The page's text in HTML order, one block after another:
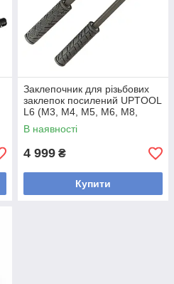
Заклепочник для різьбових
заклепок посилений UPTOOL
L6 (M3, М4, М5, М6, М8,
М10)
В наявності
4 999 ₴
Купити